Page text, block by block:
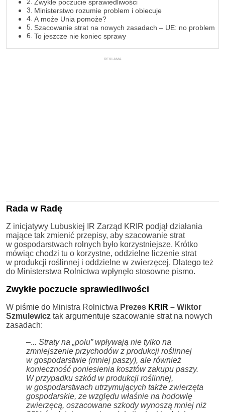
Zwykłe poczucie sprawiedliwości
Ministerstwo rozumie problem i obiecuje
A może Unia pomoże?
Szacowanie strat na nowych zasadach – UE: no problem
To jeszcze nie koniec sprawy
REKLAMA
Rada w Radę
Z inicjatywy Lubuskiej IR Zarząd KRIR podjął działania
mające tak zmienić przepisy, aby szacowanie strat
w gospodarstwach rolnych było korzystniejsze. Krótko
mówiąc chodzi tu o korzystne, oddzielne liczenie strat
w produkcji roślinnej i oddzielne w zwierzęcej. Dlatego też
do Ministerstwa Rolnictwa wpłynęło stosowne pismo.
Zwykłe poczucie sprawiedliwości
W piśmie do Ministra Rolnictwa Prezes KRIR – Wiktor
Szmulewicz tak argumentuje szacowanie strat na nowych
zasadach:
–... Straty na „polu” wpływają nie tylko na
zmniejszenie przychodów z produkcji roślinnej
w gospodarstwie (mniej paszy), ale również
konieczność poniesienia kosztów zakupu paszy.
W przypadku szkód w produkcji roślinnej,
w gospodarstwach utrzymujących także zwierzęta
gospodarskie, ze względu właśnie na hodowlę
zwierzęcą, oszacowane szkody wynoszą mniej niż